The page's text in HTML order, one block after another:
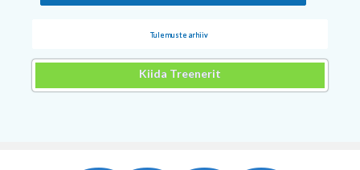
Tulemuste arhiiv
Kiida Treenerit